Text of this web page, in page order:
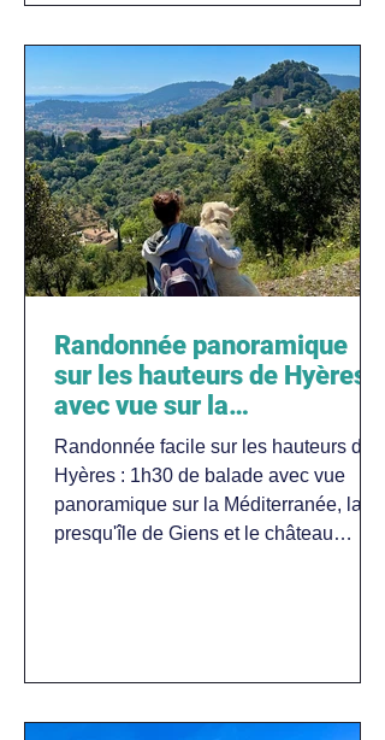
Randonnée panoramique
sur les hauteurs de Hyères
avec vue sur la
Méditerranée
Randonnée facile sur les hauteurs de
Hyères : 1h30 de balade avec vue
panoramique sur la Méditerranée, la
presqu'île de Giens et le château